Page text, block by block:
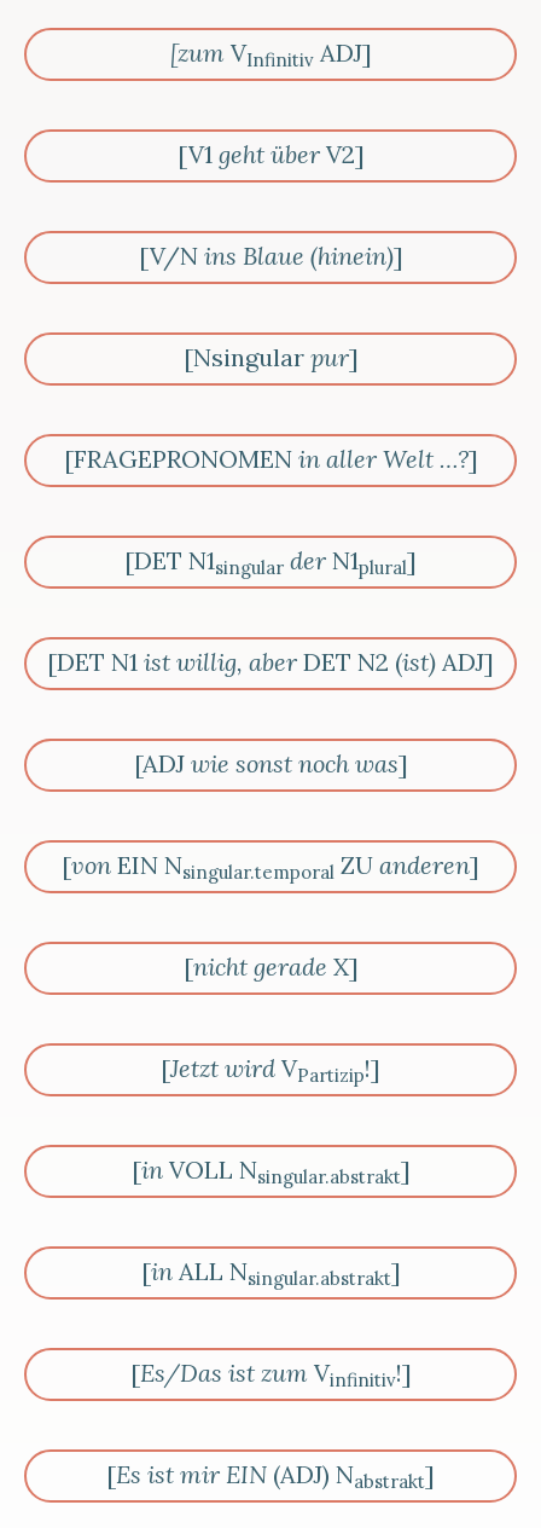
[zum VInfinitivADJ]
[V1 geht überV2]
[V/N ins Blaue (hinein)]
[Nsingular pur]
[FRAGEPRONOMEN in aller Welt …?]
[DET N1singular der N1plural]
[DET N1 ist willig, aber DET N2 (ist) ADJ]
[ADJ wie sonst noch was]
[von EIN Nsingular.temporal ZU anderen]
[nicht gerade X]
[Jetzt wird VPartizip!]
[inVOLL Nsingular.abstrakt]
[inALL Nsingular.abstrakt]
[Es/Das ist zum Vinfinitiv!]
[Es ist mir EIN (ADJ) Nabstrakt]